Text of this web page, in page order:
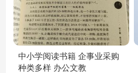
中小学阅读书籍 企事业采购
种类多样 办公文教